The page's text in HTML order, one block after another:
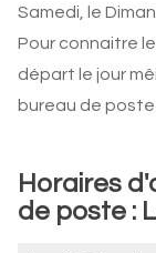
Samedi, le
Pour connaitre
départ le jour
bureau de poste
Horaires
de poste :